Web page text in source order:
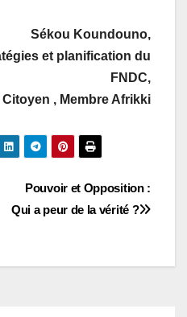
Sékou Koundouno,
et planification du
FNDC,
Citoyen , Membre Afrikki
Pouvoir et Opposition :
Qui a peur de la vérité ?